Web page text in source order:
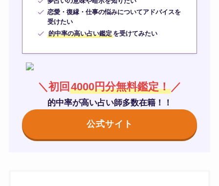
恋愛・復縁・仕事の悩みについてアドバイスを
受けたい
的中率の高い占い鑑定を受けてみたい
＼初回 4000円分無料鑑定！ ／
的中率が高い占い師多数在籍！！
公式サイト